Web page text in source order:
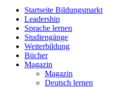
Startseite Bildungsmarkt
Leadership
Sprache lernen
Studiengänge
Weiterbildung
Bücher
Magazin
Magazin
Deutsch lernen